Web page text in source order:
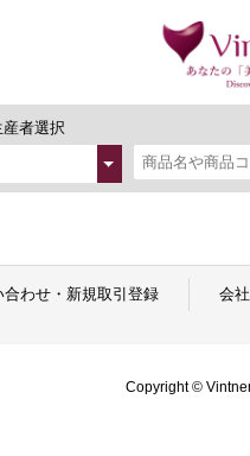
産者選択
合わせ・新規取引登録 会
Copyright ©